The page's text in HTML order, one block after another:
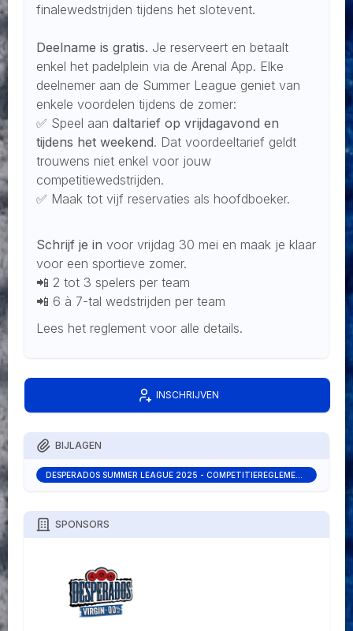
finalewedstrijden tijdens het slotevent.
Deelname is gratis. Je reserveert en betaalt
enkel het padelplein via de Arenal App. Elke
deelnemer aan de Summer League geniet van
enkele voordelen tijdens de zomer:
✅ Speel aan daltarief op vrijdagavond en
tijdens het weekend. Dat voordeeltarief geldt
trouwens niet enkel voor jouw
competitiewedstrijden.
✅ Maak tot vijf reservaties als hoofdboeker.
Schrijf je in voor vrijdag 30 mei en maak je klaar
voor een sportieve zomer.
📲 2 tot 3 spelers per team
📲 6 à 7-tal wedstrijden per team
Lees het reglement voor alle details.
INSCHRIJVEN
BIJLAGEN
SPONSORS